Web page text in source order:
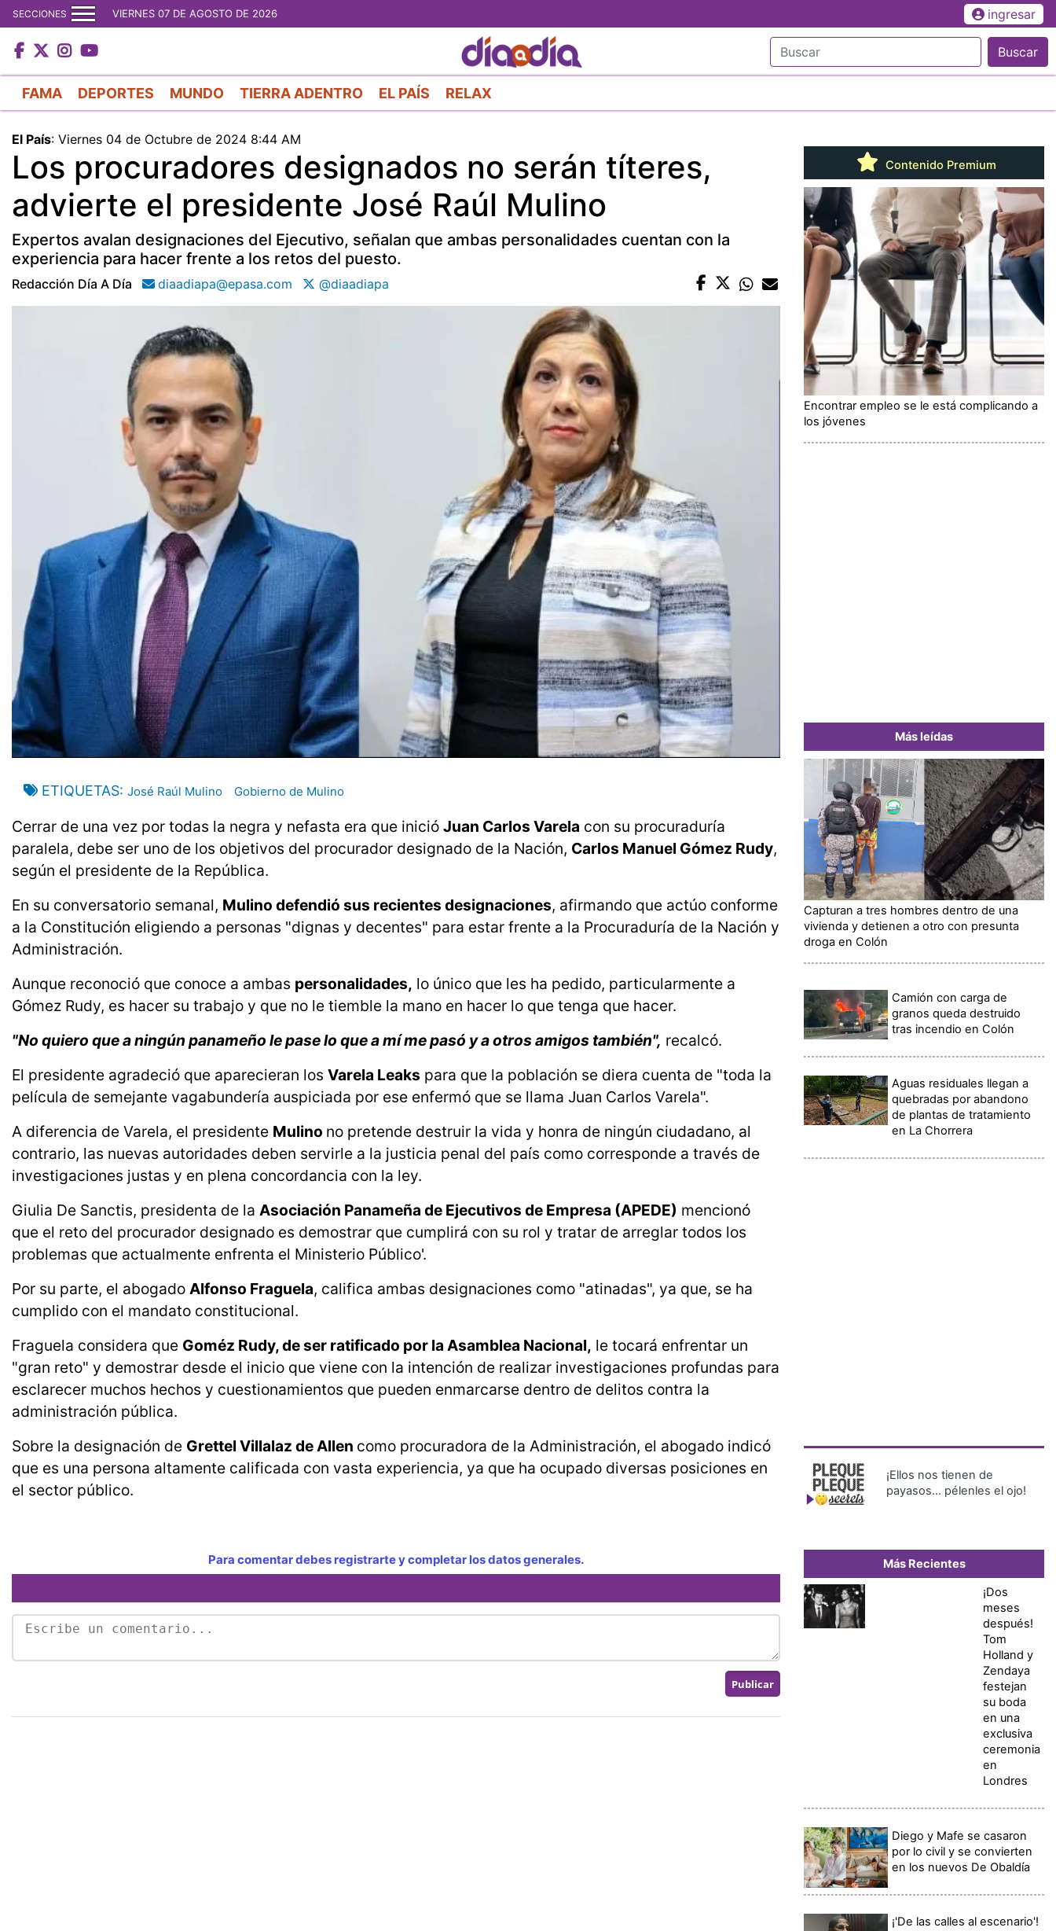
al
contenido
principal
SECCIONES VIERNES 07 DE AGOSTO DE 2026 ingresar
Buscar
FAMA DEPORTES MUNDO TIERRA ADENTRO EL PAÍS RELAX
El País: Viernes 04 de Octubre de 2024 8:44 AM
Los procuradores designados no serán títeres,
advierte el presidente José Raúl Mulino
Expertos avalan designaciones del Ejecutivo, señalan que ambas personalidades cuentan con la
experiencia para hacer frente a los retos del puesto.
Redacción Día A Día diaadiapa@epasa.com @diaadiapa
ETIQUETAS José Raúl Mulino Gobierno de Mulino
Cerrar de una vez por todas la negra y nefasta era que inició Juan Carlos Varela con su procuraduría
paralela, debe ser uno de los objetivos del procurador designado de la Nación, Carlos Manuel Gómez Rudy,
según el presidente de la República.
En su conversatorio semanal, Mulino defendió sus recientes designaciones, afirmando que actúo conforme
a la Constitución eligiendo a personas "dignas y decentes" para estar frente a la Procuraduría de la Nación y
Administración.
Aunque reconoció que conoce a ambas personalidades, lo único que les ha pedido, particularmente a
Gómez Rudy, es hacer su trabajo y que no le tiemble la mano en hacer lo que tenga que hacer.
"No quiero que a ningún panameño le pase lo que a mí me pasó y a otros amigos también", recalcó.
El presidente agradeció que aparecieran los Varela Leaks para que la población se diera cuenta de "toda la
película de semejante vagabundería auspiciada por ese enfermó que se llama Juan Carlos Varela".
A diferencia de Varela, el presidente Mulino no pretende destruir la vida y honra de ningún ciudadano, al
contrario, las nuevas autoridades deben servirle a la justicia penal del país como corresponde a través de
investigaciones justas y en plena concordancia con la ley.
Giulia De Sanctis, presidenta de la Asociación Panameña de Ejecutivos de Empresa (APEDE) mencionó
que el reto del procurador designado es demostrar que cumplirá con su rol y tratar de arreglar todos los
problemas que actualmente enfrenta el Ministerio Público'.
Por su parte, el abogado Alfonso Fraguela, califica ambas designaciones como "atinadas", ya que, se ha
cumplido con el mandato constitucional.
Fraguela considera que Goméz Rudy, de ser ratificado por la Asamblea Nacional, le tocará enfrentar un
"gran reto" y demostrar desde el inicio que viene con la intención de realizar investigaciones profundas para
esclarecer muchos hechos y cuestionamientos que pueden enmarcarse dentro de delitos contra la
administración pública.
Sobre la designación de Grettel Villalaz de Allen como procuradora de la Administración, el abogado indicó
que es una persona altamente calificada con vasta experiencia, ya que ha ocupado diversas posiciones en
el sector público.
Para comentar debes registrarte y completar los datos generales.
Contenido Premium
Encontrar empleo se le está complicando a
los jóvenes
Más leídas
Capturan a tres hombres dentro de una
vivienda y detienen a otro con presunta
droga en Colón
Camión con carga de
granos queda destruido
tras incendio en Colón
Aguas residuales llegan a
quebradas por abandono
de plantas de tratamiento
en La Chorrera
¡Ellos nos tienen de
payasos… pélenles el ojo!
Más Recientes
¡Dos
meses
después!
Tom
Holland y
Zendaya
festejan
su boda
en una
exclusiva
ceremonia
en
Londres
Diego y Mafe se casaron
por lo civil y se convierten
en los nuevos De Obaldía
¡'De las calles al escenario'!